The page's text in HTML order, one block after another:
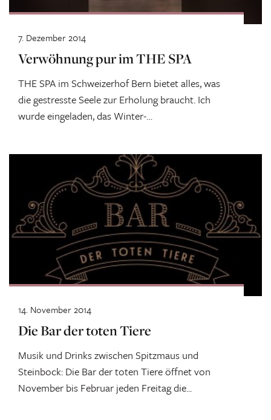
Verwöhnung pur im THE SPA
THE SPA im Schweizerhof Bern bietet alles, was
die gestresste Seele zur Erholung braucht. Ich
wurde eingeladen, das Winter-
7. Dezember 2014
Die Bar der toten Tiere
Musik und Drinks zwischen Spitzmaus und
Steinbock: Die Bar der toten Tiere öffnet von
November bis Februar jeden Freitag die...
14. November 2014